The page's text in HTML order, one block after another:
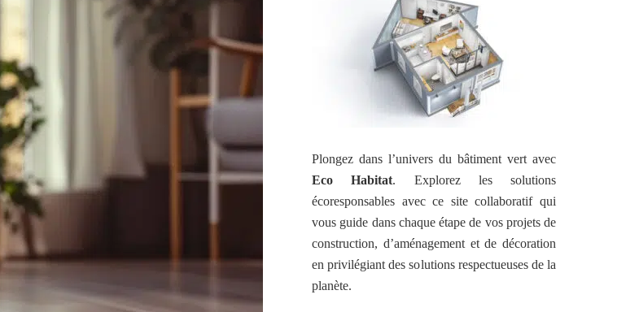
Plongez dans l’univers du bâtiment vert avec
Eco Habitat. Explorez les solutions
écoresponsables avec ce site collaboratif qui
vous guide dans chaque étape de vos projets de
construction, d’aménagement et de décoration
en privilégiant des solutions respectueuses de la
planète.